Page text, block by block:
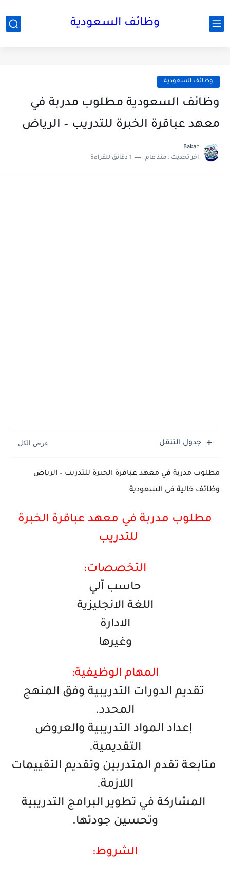
وظائف السعودية
وظائف السعودية
وظائف السعودية مطلوب مدربة في
معهد عباقرة الخبرة للتدريب – الرياض
Bakar
اخر تحديث : منذ عام 1 دقائق للقراءة
جدول التنقل
مطلوب مدربة في معهد عباقرة الخبرة للتدريب – الرياض
وظائف خالية فى السعودية
مطلوب مدربة في معهد عباقرة الخبرة
للتدريب
التخصصات:
حاسب آلي
اللغة الانجليزية
الادارة
وغيرها
المهام الوظيفية:
‏ تقديم الدورات التدريبية وفق المنهج
المحدد.
‏ إعداد المواد التدريبية والعروض
التقديمية.
‏ متابعة تقدم المتدربين وتقديم التقييمات
اللازمة.
‏ المشاركة في تطوير البرامج التدريبية
وتحسين جودتها.
الشروط: